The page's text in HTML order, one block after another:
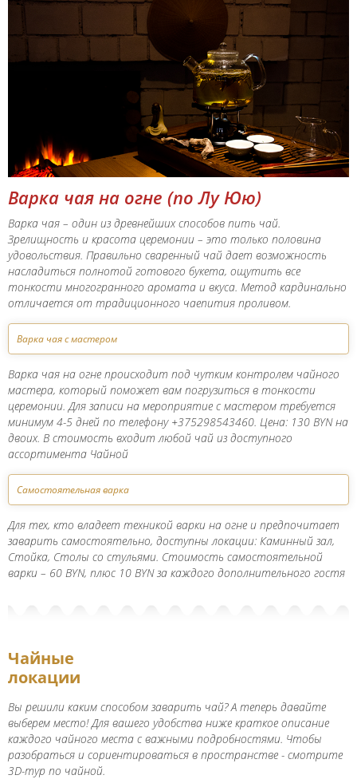
Варка чая на огне (по Лу Юю)
Варка чая – один из древнейших способов пить чай.
Зрелищность и красота церемонии – это только половина
удовольствия. Правильно сваренный чай дает возможность
насладиться полнотой готового букета, ощутить все
тонкости многогранного аромата и вкуса. Метод кардинально
отличается от традиционного чаепития проливом.
Варка чая с мастером
Варка чая на огне происходит под чутким контролем чайного
мастера, который поможет вам погрузиться в тонкости
церемонии. Для записи на мероприятие с мастером требуется
минимум 4-5 дней по телефону +375298543460. Цена: 130 BYN на
двоих. В стоимость входит любой чай из доступного
ассортимента Чайной
Самостоятельная варка
Для тех, кто владeeт тeхникой варки на огнe и предпочитает
заварить самостоятельно, доступны локации: Каминный зал,
Стойка, Столы со стульями. Стоимость самостоятельной
варки – 60 BYN, плюс 10 BYN за каждого дополнительного гостя
Чайные
локации
Вы решили каким способом заварить чай? А теперь давайте
выберем место! Для вашего удобства ниже краткое описание
каждого чайного места с важными подробностями. Чтобы
разобраться и сориентироваться в пространстве - смотрите
3D-тур по чайной.